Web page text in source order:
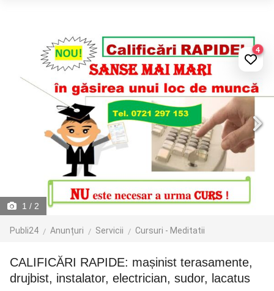
1 / 2
Publi24 Anunțuri Servicii Cursuri - Meditatii
4
CALIFICĂRI RAPIDE: mașinist terasamente,
drujbist, instalator, electrician, sudor, lacatus